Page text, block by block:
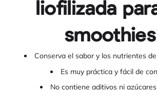
liofilizada
Conserva el sabor y los nutrientes
Es muy práctica y fácil de
No contiene aditivos ni